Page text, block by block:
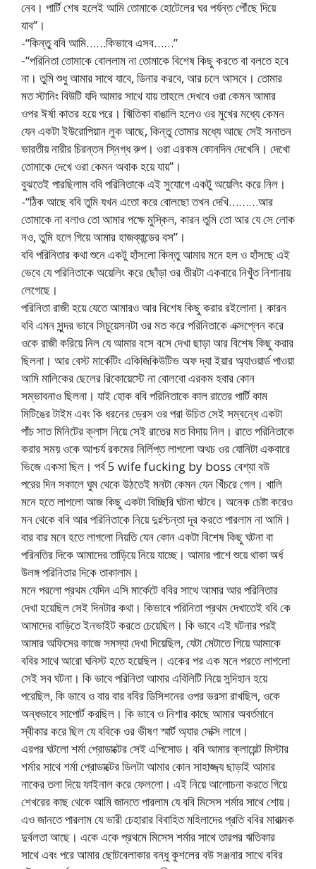
নেব। পার্টি শেষ হলেই আমি তোমাকে হোটেলের ঘর পর্যন্ত পৌঁছে দিয়ে
যাব”।
-“কিন্তু ববি আমি……কিভাবে এসব……”
-“পরিনিতা তোমাকে বোললাম না তোমাকে বিশেষ কিছু করতে বা বলতে হবে
না। তুমি শুধু আমার সাথে যাবে, ডিনার করবে, আর চলে আসবে। তোমার
মত স্টানিং বিউটি যদি আমার সাথে যায় তাহলে দেখবে ওরা কেমন আমার
ওপর ঈর্ষা কাতর হয়ে পরে। ঋিতিকা বাঙালি হলেও ওর মুখের মধ্যে কেমন
যেন একটা ইউরোপিয়ান লুক আছে, কিন্তু তোমার মধ্যে আছে সেই সনাতন
ভারতীয় নারীর চিরন্তন স্নিগ্ধ রুপ। ওরা এরকম কোনদিন দেখেনি। দেখো
তোমাকে দেখে ওরা কেমন অবাক হয়ে যায়”।
বুঝতেই পারছিলাম ববি পরিনিতাকে এই সুযোগে একটু অয়েলিং করে নিল।
-“ঠিক আছে ববি তুমি যখন এতো করে বোলছো তখন দেখি………আর
তোমাকে না বলাও তো আমার পক্ষে মুস্কিল, কারন তুমি তো আর যে সে লোক
নও, তুমি হলে গিয়ে আমার হাজব্যান্ডের বস”।
ববি পরিনিতার কথা শুনে একটু হাঁসলো কিন্তু আমার মনে হল ও হাঁসছে এই
ভেবে যে পরিনিতাকে অয়েলিং করে ছোঁড়া ওর তীরটা একবারে নিখুঁত নিশানায়
লেগেছে।
পরিনিতা রাজী হয়ে যেতে আমারও আর বিশেষ কিছু করার রইলোনা। কারন
ববি এমন সুন্দর ভাবে সিচুয়েসনটা ওর মত করে পরিনিতাকে এক্সপ্লেন করে
ওকে রাজী করিয়ে নিল যে আমার বসে বসে দেখা ছাড়া আর বিশেষ কিছু করার
ছিলনা। আর বেস্ট মার্কেটিং একিজিকিউটিভ অফ দ্যা ইয়ার অ্যাওয়ার্ড পাওয়া
আমি মালিকের ছেলের রিকোয়েস্টে না বোলবো এরকম হবার কোন
সম্ভাবনাও ছিলনা। যাই হোক ববি পরিনিতাকে কাল রাতের পার্টি কাম
মিটিঙের টাইম এবং কি ধরনের ড্রেস ওর পরা উচিত সেই সম্বন্ধে একটা
পাঁচ সাত মিনিটের ক্লাস নিয়ে সেই রাতের মত বিদায় নিল। রাতে পরিনিতাকে
করার সময় ওকে আশ্চর্য রকমের নির্লিপ্ত লাগলো অথচ ওর যোনিটা একবারে
ভিজে একসা ছিল। পর্ব 5 wife fucking by boss বেশ্যা বউ
পরের দিন সকালে ঘুম থেকে উঠতেই মনটা কেমন যেন খিঁচরে গেল। খালি
মনে হতে লাগলো আজ কিছু একটা বিচ্ছিরি ঘটনা ঘটবে। অনেক চেষ্টা করেও
মন থেকে ববি আর পরিনিতাকে নিয়ে দুঃশ্চিন্তা দূর করতে পারলাম না আমি।
বার বার মনে হতে লাগলো নিয়তি যেন কোন একটা বিশেষ কিছু ঘটনা বা
পরিনতির দিকে আমাদের তাড়িয়ে নিয়ে যাচ্ছে। আমার পাশে শুয়ে থাকা অর্ধ
উলঙ্গ পরিনিতার দিকে তাকালাম।
মনে পরলো প্রথম যেদিন এসি মার্কেটে ববির সাথে আমার আর পরিনিতার
দেখা হয়েছিল সেই দিনটার কথা। কিভাবে পরিনিতা প্রথম দেখাতেই ববি কে
আমাদের বাড়িতে ইনভাইট করতে চেয়েছিল। কি ভাবে এই ঘটনার পরই
আমার অফিসের কাজে সমস্যা দেখা দিয়েছিল, যেটা মেটাতে গিয়ে আমাকে
ববির সাথে আরো ঘনিস্ট হতে হয়েছিল। একের পর এক মনে পরতে লাগলো
সেই সব ঘটনা। কি ভাবে পরিনিতা আমার এবিলিটি নিয়ে সন্দিহান হয়ে
পরেছিল, কি ভাবে ও বার বার ববির ডিসিশনের ওপর ভরসা রাখছিল, ওকে
অন্ধভাবে সাপোর্ট করছিল। কি ভাবে ও নিশার কাছে আমার অবর্তমানে
স্বীকার করে ছিল যে ববিকে ওর ভীষণ স্মার্ট অ্যার সেক্সি লাগে।
এরপর ঘটলো শর্মা প্রোডাক্টের সেই এপিসোড। ববি আমার ক্লায়েন্ট মিস্টার
শর্মার সাথে শর্মা প্রোডাক্টের ডিলটা আমার কোন সাহাজ্জ্য ছাড়াই আমার
নাকের তলা দিয়ে ফাইনাল করে ফেললো। এই নিয়ে আলোচনা করতে গিয়ে
শেখরের কাছ থেকে আমি জানতে পারলাম যে ববি মিসেস শর্মার সাথে শোয়।
এও জানতে পারলাম যে ভারী চেহারার বিবাহিত মহিলাদের প্রতি ববির মারাত্মক
দুর্বলতা আছে। একে একে প্রথমে মিসেস শর্মার সাথে তারপর ঋতিকার
সাথে এবং পরে আমার ছোটবেলাকার বন্ধু কুশলের বউ সঞ্জনার সাথে ববির